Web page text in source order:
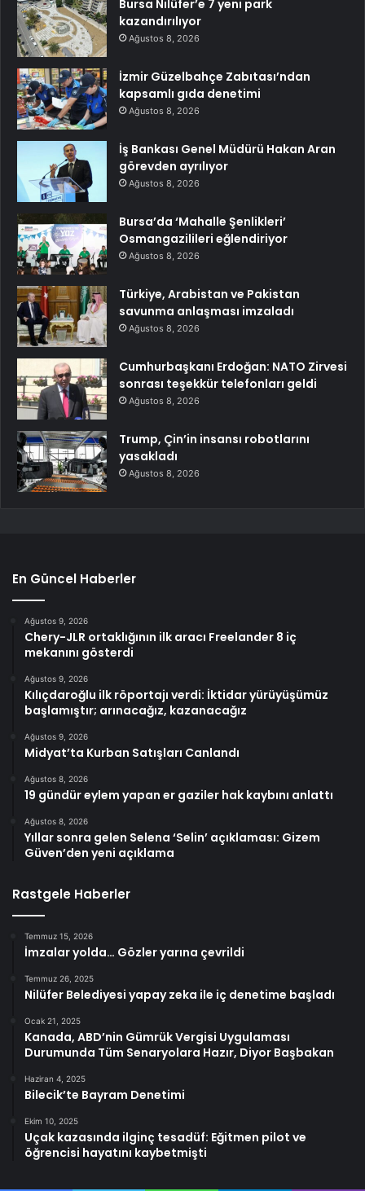
Bursa Nilüfer’e 7 yeni park
kazandırılıyor
Ağustos 8, 2026
İzmir Güzelbahçe Zabıtası’ndan
kapsamlı gıda denetimi
Ağustos 8, 2026
İş Bankası Genel Müdürü Hakan Aran
görevden ayrılıyor
Ağustos 8, 2026
Bursa’da ‘Mahalle Şenlikleri’
Osmangazilileri eğlendiriyor
Ağustos 8, 2026
Türkiye, Arabistan ve Pakistan
savunma anlaşması imzaladı
Ağustos 8, 2026
Cumhurbaşkanı Erdoğan: NATO Zirvesi
sonrası teşekkür telefonları geldi
Ağustos 8, 2026
Trump, Çin’in insansı robotlarını
yasakladı
Ağustos 8, 2026
En Güncel Haberler
Ağustos 9, 2026
Chery-JLR ortaklığının ilk aracı Freelander 8 iç
mekanını gösterdi
Ağustos 9, 2026
Kılıçdaroğlu ilk röportajı verdi: İktidar yürüyüşümüz
başlamıştır; arınacağız, kazanacağız
Ağustos 9, 2026
Midyat’ta Kurban Satışları Canlandı
Ağustos 8, 2026
19 gündür eylem yapan er gaziler hak kaybını anlattı
Ağustos 8, 2026
Yıllar sonra gelen Selena ‘Selin’ açıklaması: Gizem
Güven’den yeni açıklama
Rastgele Haberler
Temmuz 15, 2026
İmzalar yolda… Gözler yarına çevrildi
Temmuz 26, 2025
Nilüfer Belediyesi yapay zeka ile iç denetime başladı
Ocak 21, 2025
Kanada, ABD’nin Gümrük Vergisi Uygulaması
Durumunda Tüm Senaryolara Hazır, Diyor Başbakan
Haziran 4, 2025
Bilecik’te Bayram Denetimi
Ekim 10, 2025
Uçak kazasında ilginç tesadüf: Eğitmen pilot ve
öğrencisi hayatını kaybetmişti